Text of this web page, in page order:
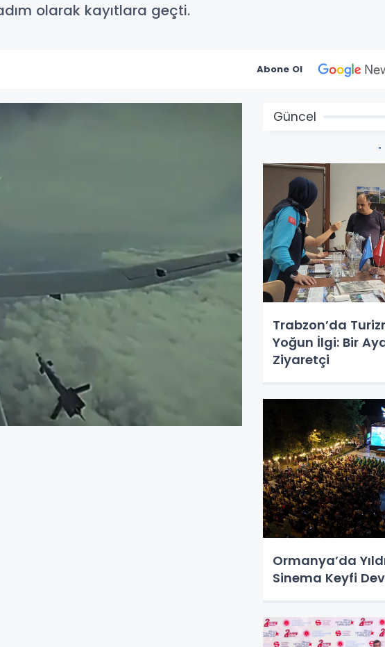
olarak kayıtlara geçti.
Abone Ol
Güncel
Trabzon’da
Yoğun İlgi: Bir
Ziyaretçi
Ormanya’da
Sinema Keyfi